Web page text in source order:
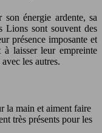
énergie ardente, sa
Lions sont souvent des
présence imposante et
à laisser leur empreinte
les autres.
la main et aiment faire
très présents pour les